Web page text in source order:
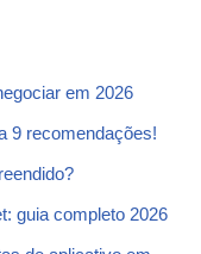
em 2026
9 recomendações!
guia completo 2026